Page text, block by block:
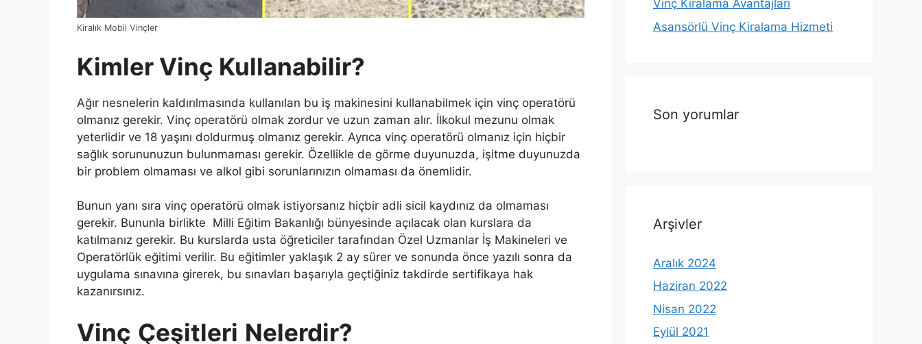
Kiralık Mobil Vinçler
Kimler Vinç Kullanabilir?
Ağır nesnelerin kaldırılmasında kullanılan bu iş makinesini kullanabilmek için vinç operatörü
olmanız gerekir. Vinç operatörü olmak zordur ve uzun zaman alır. İlkokul mezunu olmak
yeterlidir ve 18 yaşını doldurmuş olmanız gerekir. Ayrıca vinç operatörü olmanız için hiçbir
sağlık sorununuzun bulunmaması gerekir. Özellikle de görme duyunuzda, işitme duyunuzda
bir problem olmaması ve alkol gibi sorunlarınızın olmaması da önemlidir.
Bunun yanı sıra vinç operatörü olmak istiyorsanız hiçbir adli sicil kaydınız da olmaması
gerekir. Bununla birlikte Milli Eğitim Bakanlığı bünyesinde açılacak olan kurslara da
katılmanız gerekir. Bu kurslarda usta öğreticiler tarafından Özel Uzmanlar İş Makineleri ve
Operatörlük eğitimi verilir. Bu eğitimler yaklaşık 2 ay sürer ve sonunda önce yazılı sonra da
uygulama sınavına girerek, bu sınavları başarıyla geçtiğiniz takdirde sertifikaya hak
kazanırsınız.
Vinç Çeşitleri Nelerdir?
Vinç Kiralama Avantajları
Asansörlü Vinç Kiralama Hizmeti
Son yorumlar
Arşivler
Aralık 2024
Haziran 2022
Nisan 2022
Eylül 2021